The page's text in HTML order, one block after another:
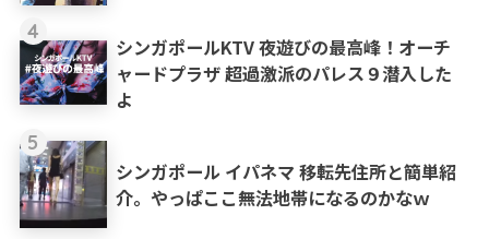
4
シンガポールKTV 夜遊びの最高峰！オーチ
ャードプラザ 超過激派のパレス９潜入した
よ
5
シンガポール イパネマ 移転先住所と簡単紹
介。やっぱここ無法地帯になるのかなｗ